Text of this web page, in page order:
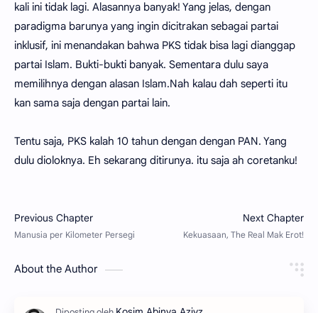
kali ini tidak lagi. Alasannya banyak! Yang jelas, dengan
paradigma barunya yang ingin dicitrakan sebagai partai
inklusif, ini menandakan bahwa PKS tidak bisa lagi dianggap
partai Islam. Bukti-bukti banyak. Sementara dulu saya
memilihnya dengan alasan Islam.Nah kalau dah seperti itu
kan sama saja dengan partai lain.
Tentu saja, PKS kalah 10 tahun dengan dengan PAN. Yang
dulu dioloknya. Eh sekarang ditirunya. itu saja ah coretanku!
About the Author